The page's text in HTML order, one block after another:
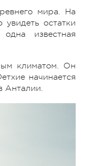
мира. На
остатки
известная
климатом. Он
начинается
Анталии.